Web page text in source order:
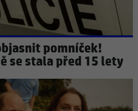
pomníček!
se stala před 15 lety